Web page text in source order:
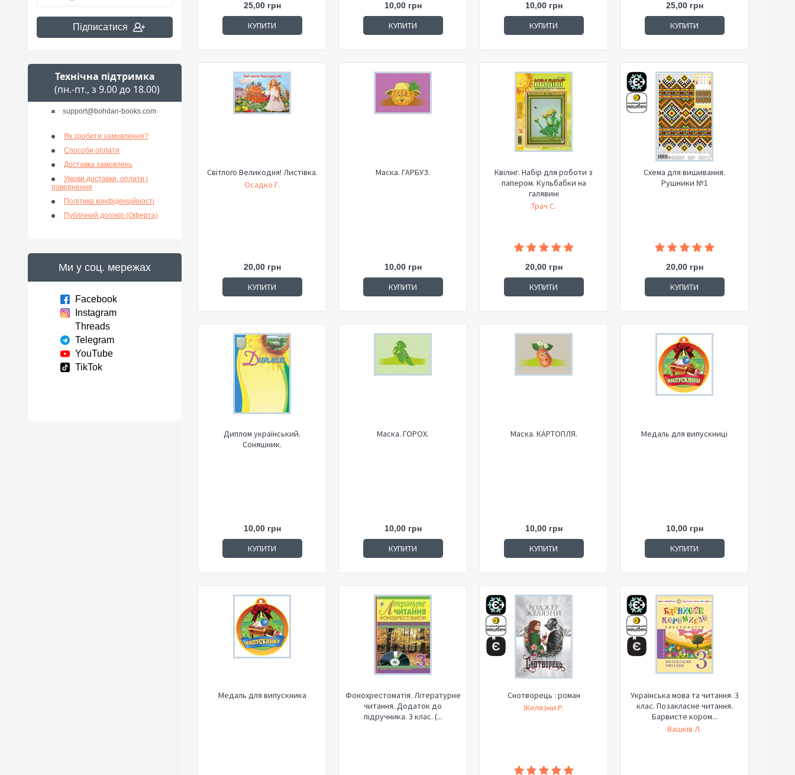
Підписатися
Технічна підтримка
(пн.-пт., з 9.00 до 18.00)
support@bohdan-books.com
Як зробити замовлення?
Способи оплати
Доставка замовлень
Умови доставки, оплати і
повернення
Політика конфіденційності
Публічний договір (Оферта)
Ми у соц. мережах
Facebook
Instagram
Threads
Telegram
YouTube
TikTok
25,00 грн
КУПИТИ
10,00 грн
КУПИТИ
10,00 грн
КУПИТИ
25,00 грн
КУПИТИ
Світлого Великодня! Листівка.
Осадко Г.
20,00 грн
КУПИТИ
Маска. ГАРБУЗ.
10,00 грн
КУПИТИ
Квілінг. Набір для роботи з
папером. Кульбабки на
галявині
Трач С.
20,00 грн
КУПИТИ
Схема для вишивання.
Рушники №1
20,00 грн
КУПИТИ
Диплом український.
Соняшник.
10,00 грн
КУПИТИ
Маска. ГОРОХ.
10,00 грн
КУПИТИ
Маска. КАРТОПЛЯ.
10,00 грн
КУПИТИ
Медаль для випускниці
10,00 грн
КУПИТИ
Медаль для випускника
Фонохрестоматія. Літературне
читання. Додаток до
підручника. 3 клас. (...
Снотворець : роман
Желязни Р.
Українська мова та читання. 3
клас. Позакласне читання.
Барвисте кором...
Вашків Л.